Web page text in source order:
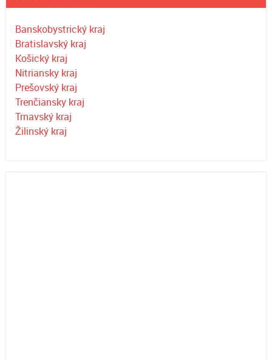
Banskobystrický kraj
Bratislavský kraj
Košický kraj
Nitriansky kraj
Prešovský kraj
Trenčiansky kraj
Trnavský kraj
Žilinský kraj